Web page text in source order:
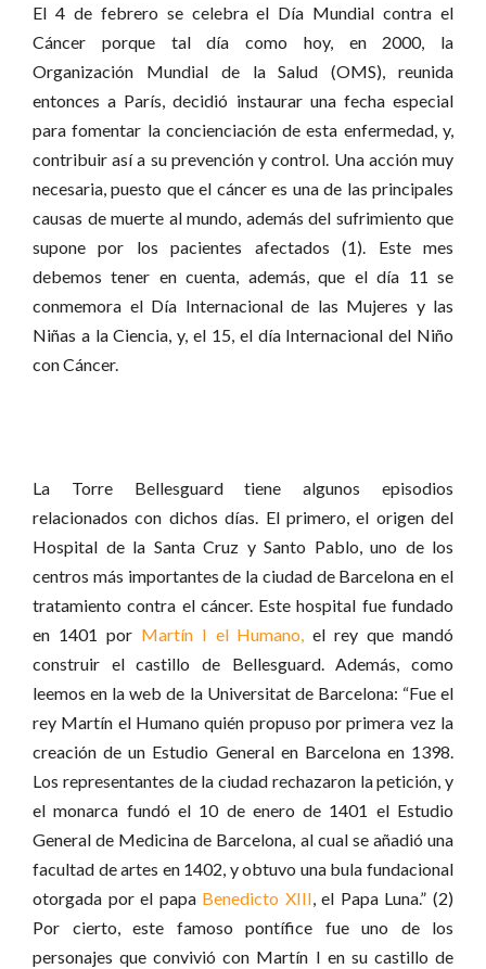
El 4 de febrero se celebra el Día Mundial contra el
Cáncer porque tal día como hoy, en 2000, la
Organización Mundial de la Salud (OMS), reunida
entonces a París, decidió instaurar una fecha especial
para fomentar la concienciación de esta enfermedad, y,
contribuir así a su prevención y control. Una acción muy
necesaria, puesto que el cáncer es una de las principales
causas de muerte al mundo, además del sufrimiento que
supone por los pacientes afectados (1). Este mes
debemos tener en cuenta, además, que el día 11 se
conmemora el Día Internacional de las Mujeres y las
Niñas a la Ciencia, y, el 15, el día Internacional del Niño
con Cáncer.
La Torre Bellesguard tiene algunos episodios
relacionados con dichos días. El primero, el origen del
Hospital de la Santa Cruz y Santo Pablo, uno de los
centros más importantes de la ciudad de Barcelona en el
tratamiento contra el cáncer. Este hospital fue fundado
en 1401 por Martín I el Humano, el rey que mandó
construir el castillo de Bellesguard. Además, como
leemos en la web de la Universitat de Barcelona: “Fue el
rey Martín el Humano quién propuso por primera vez la
creación de un Estudio General en Barcelona en 1398.
Los representantes de la ciudad rechazaron la petición, y
el monarca fundó el 10 de enero de 1401 el Estudio
General de Medicina de Barcelona, al cual se añadió una
facultad de artes en 1402, y obtuvo una bula fundacional
otorgada por el papa Benedicto XIII, el Papa Luna.” (2)
Por cierto, este famoso pontífice fue uno de los
personajes que convivió con Martín I en su castillo de